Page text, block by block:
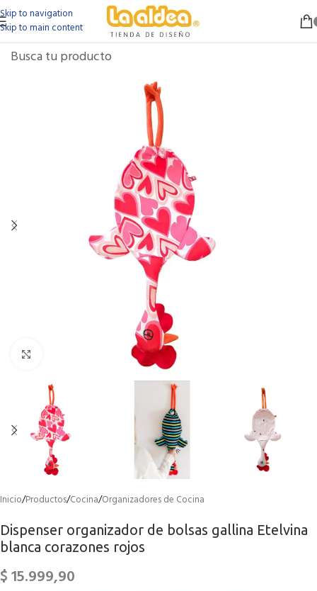
Skip to navigation
Skip to main content
Inicio/Productos/Cocina/Organizadores de Cocina
Dispenser organizador de bolsas gallina Etelvina
blanca corazones rojos
$15.999,90